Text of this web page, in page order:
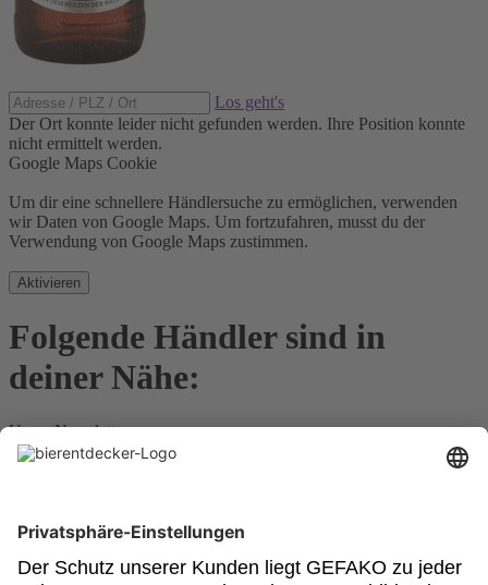
Los geht's
Der Ort konnte leider nicht gefunden werden. Ihre Position konnte
nicht ermittelt werden.
Google Maps Cookie
Um dir eine schnellere Händlersuche zu ermöglichen, verwenden
wir Daten von Google Maps. Um fortzufahren, musst du der
Verwendung von Google Maps zustimmen.
Aktivieren
Folgende Händler sind in
deiner Nähe:
Unser Newsletter
Für Bierkenner, Bierliebhaber, Bierneulinge - kurz, alle
Jetzt anmelden!
Impressum Datenschutz Barrierefrei
Newsletter